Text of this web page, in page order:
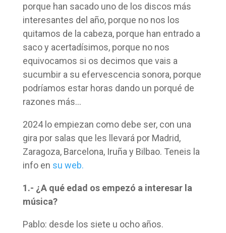
porque han sacado uno de los discos más
interesantes del año, porque no nos los
quitamos de la cabeza, porque han entrado a
saco y acertadísimos, porque no nos
equivocamos si os decimos que vais a
sucumbir a su efervescencia sonora, porque
podríamos estar horas dando un porqué de
razones más…
2024 lo empiezan como debe ser, con una
gira por salas que les llevará por Madrid,
Zaragoza, Barcelona, Iruña y Bilbao. Teneis la
info en su web.
1.- ¿A qué edad os empezó a interesar la
música?
Pablo: desde los siete u ocho años.